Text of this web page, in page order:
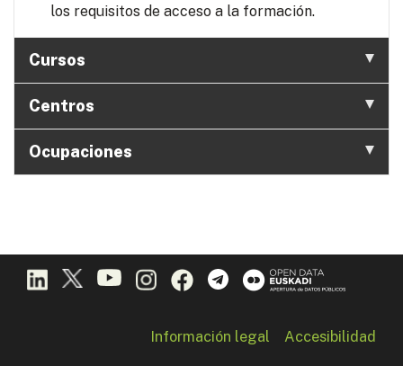
los requisitos de acceso a la formación.
Cursos
Centros
Ocupaciones
Información legal Accesibilidad